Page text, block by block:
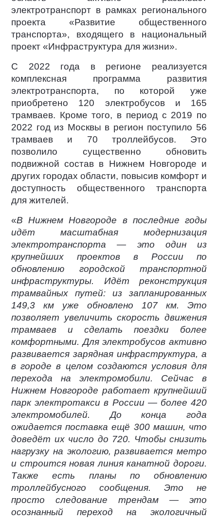
электротранспорт в рамках регионального
проекта «Развитие общественного
транспорта», входящего в национальный
проект «Инфраструктура для жизни».
С 2022 года в регионе реализуется
комплексная программа развития
электротранспорта, по которой уже
приобретено 120 электробусов и 165
трамваев. Кроме того, в период с 2019 по
2022 год из Москвы в регион поступило 56
трамваев и 70 троллейбусов. Это
позволило существенно обновить
подвижной состав в Нижнем Новгороде и
других городах области, повысив комфорт и
доступность общественного транспорта
для жителей.
«В Нижнем Новгороде в последние годы
идёт масштабная модернизация
электротранспорта — это один из
крупнейших проектов в России по
обновлению городской транспортной
инфраструктуры. Идёт реконструкция
трамвайных путей: из запланированных
149,3 км уже обновлено 107 км. Это
позволяет увеличить скорость движения
трамваев и сделать поездки более
комфортными. Для электробусов активно
развивается зарядная инфраструктура, а
в городе в целом создаются условия для
перехода на электромобили. Сейчас в
Нижнем Новгороде работает крупнейший
парк электротакси в России — более 420
электромобилей. До конца года
ожидается поставка ещё 300 машин, что
доведёт их число до 720. Чтобы снизить
нагрузку на экологию, развивается метро
и строится новая линия канатной дороги.
Также есть планы по обновлению
троллейбусного сообщения. Это не
просто следование трендам — это
осознанный переход на экологичный